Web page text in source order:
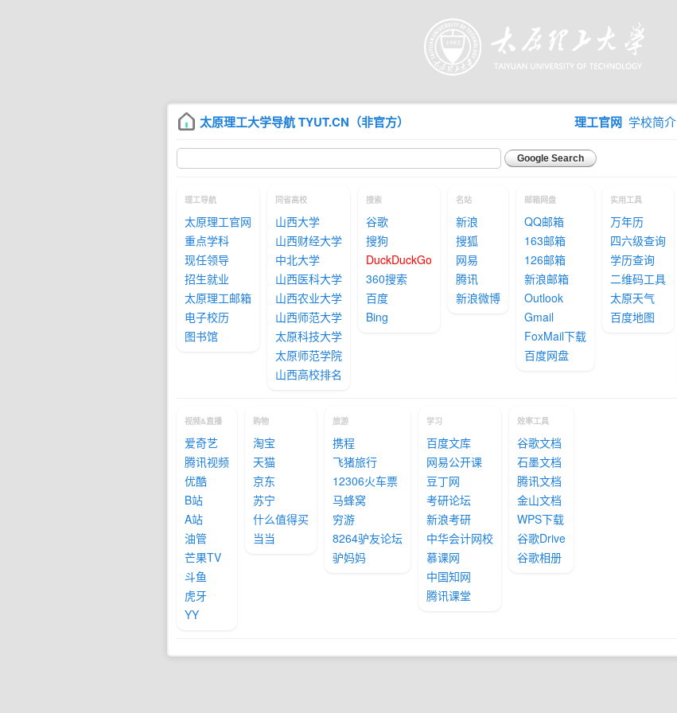
理工官网 学校简介
太原理工大学导航 TYUT.CN（非官方）
理工导航
太原理工官网
重点学科
现任领导
招生就业
太原理工邮箱
电子校历
图书馆
同省高校
山西大学
山西财经大学
中北大学
山西医科大学
山西农业大学
山西师范大学
太原科技大学
太原师范学院
山西高校排名
搜索
谷歌
搜狗
DuckDuckGo
360搜索
百度
Bing
名站
新浪
搜狐
网易
腾讯
新浪微博
邮箱网盘
QQ邮箱
163邮箱
126邮箱
新浪邮箱
Outlook
Gmail
FoxMail下载
百度网盘
实用工具
万年历
四六级查询
学历查询
二维码工具
太原天气
百度地图
视频&直播
爱奇艺
腾讯视频
优酷
B站
A站
油管
芒果TV
斗鱼
虎牙
YY
购物
淘宝
天猫
京东
苏宁
什么值得买
当当
旅游
携程
飞猪旅行
12306火车票
马蜂窝
穷游
8264驴友论坛
驴妈妈
学习
百度文库
网易公开课
豆丁网
考研论坛
新浪考研
中华会计网校
慕课网
中国知网
腾讯课堂
效率工具
谷歌文档
石墨文档
腾讯文档
金山文档
WPS下载
谷歌Drive
谷歌相册